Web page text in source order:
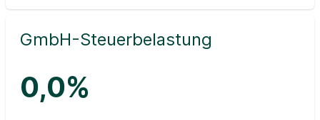
GmbH-Steuerbelastung
0,0%